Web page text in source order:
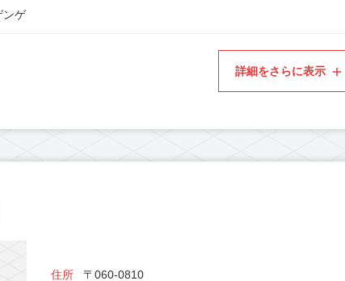
ンゲ
詳細をさらに表示
住所 〒060-0810